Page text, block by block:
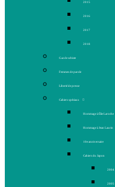
2015
2016
2017
2018
Gaz de schiste
Femmes de parole
Liberté de presse
Cahiers spéciaux
Hommage à Élie Laroche
Hommage à Jean Laurin
10e anniversaire
Cahiers du Japon
2004
2005